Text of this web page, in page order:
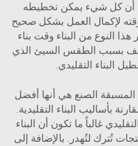
أن كل شيء يمكن تخطيطه
لإكمال العمل بشكل صحيح
النوع من البناء وقت بناء
بسبب الطقس السيئ الذي
البناء التقليدي.
المسبقة الصنع هي أنها أفضل
بأساليب البناء التقليدية.
غالباً ما تكون أن البناء
تُترك لتُهدر. بالإضافة إلى